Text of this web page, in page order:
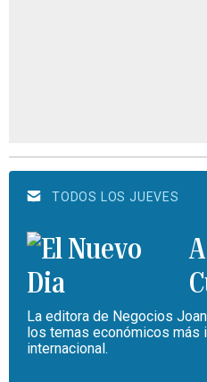
TODOS LOS JUEVES
La editora de Negocios
los temas económicos más
internacional.